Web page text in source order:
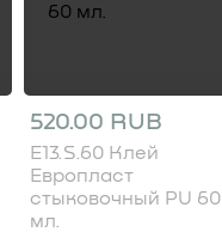
520.00 RUB
E13.S.60 Клей
Европласт
стыковочный PU 60
мл.